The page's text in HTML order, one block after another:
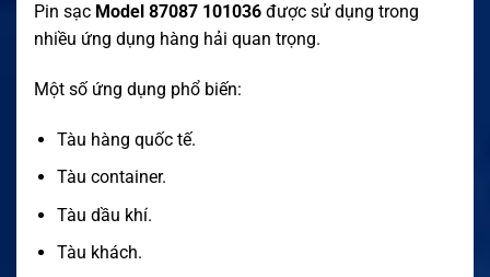
Pin sạc Model 87087 101036 được sử dụng trong
nhiều ứng dụng hàng hải quan trọng.
Một số ứng dụng phổ biến:
Tàu hàng quốc tế.
Tàu container.
Tàu dầu khí.
Tàu khách.